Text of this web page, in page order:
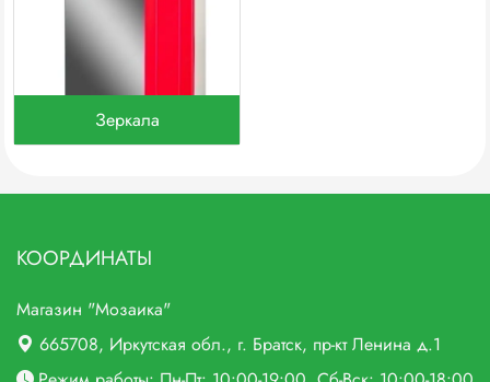
Зеркала
КООРДИНАТЫ
Магазин "Мозаика"
665708, Иркутская обл., г. Братск, пр-кт Ленина д.1